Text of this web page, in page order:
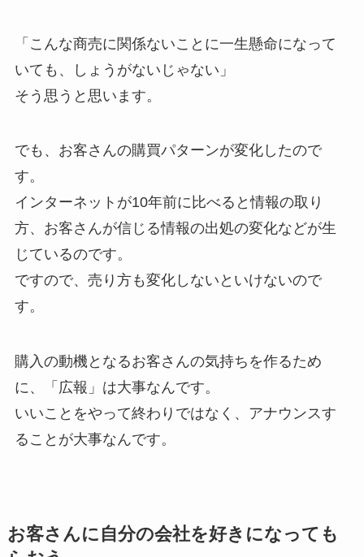
「こんな商売に関係ないことに一生懸命になって
いても、しょうがないじゃない」
そう思うと思います。
でも、お客さんの購買パターンが変化したので
す。
インターネットが10年前に比べると情報の取り
方、お客さんが信じる情報の出処の変化などが生
じているのです。
ですので、売り方も変化しないといけないので
す。
購入の動機となるお客さんの気持ちを作るため
に、「広報」は大事なんです。
いいことをやって終わりではなく、アナウンスす
ることが大事なんです。
お客さんに自分の会社を好きになっても